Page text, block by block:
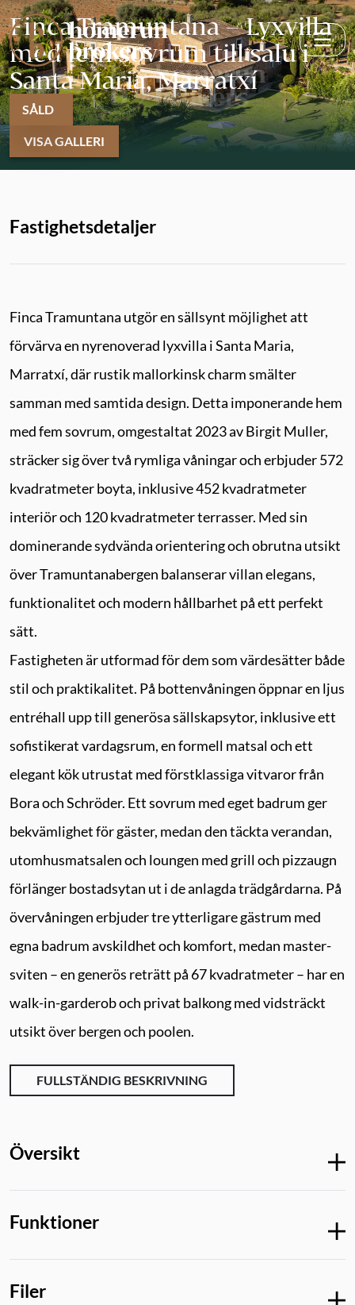
Finca Tramuntana – Lyxvilla
med fem sovrum till salu i
Santa Maria, Marratxí
SÅLD
VISA GALLERI
Fastighetsdetaljer
Finca Tramuntana utgör en sällsynt möjlighet att
förvärva en nyrenoverad lyxvilla i Santa Maria,
Marratxí, där rustik mallorkinsk charm smälter
samman med samtida design. Detta imponerande hem
med fem sovrum, omgestaltat 2023 av Birgit Muller,
sträcker sig över två rymliga våningar och erbjuder 572
kvadratmeter boyta, inklusive 452 kvadratmeter
interiör och 120 kvadratmeter terrasser. Med sin
dominerande sydvända orientering och obrutna utsikt
över Tramuntanabergen balanserar villan elegans,
funktionalitet och modern hållbarhet på ett perfekt
sätt.
Fastigheten är utformad för dem som värdesätter både
stil och praktikalitet. På bottenvåningen öppnar en ljus
entréhall upp till generösa sällskapsytor, inklusive ett
sofistikerat vardagsrum, en formell matsal och ett
elegant kök utrustat med förstklassiga vitvaror från
Bora och Schröder. Ett sovrum med eget badrum ger
bekvämlighet för gäster, medan den täckta verandan,
utomhusmatsalen och loungen med grill och pizzaugn
förlänger bostadsytan ut i de anlagda trädgårdarna. På
övervåningen erbjuder tre ytterligare gästrum med
egna badrum avskildhet och komfort, medan master-
sviten – en generös reträtt på 67 kvadratmeter – har en
walk-in-garderob och privat balkong med vidsträckt
utsikt över bergen och poolen.
FULLSTÄNDIG BESKRIVNING
Översikt
Funktioner
Filer